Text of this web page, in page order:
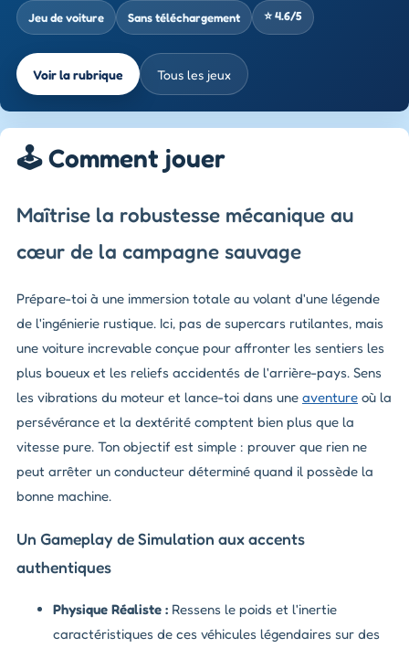
Jeu de voiture Sans téléchargement ⭐ 4.6/5
Voir la rubrique Tous les jeux
🕹️ Comment jouer
Maîtrise la robustesse mécanique au
cœur de la campagne sauvage
Prépare-toi à une immersion totale au volant d'une légende
de l'ingénierie rustique. Ici, pas de supercars rutilantes, mais
une voiture increvable conçue pour affronter les sentiers les
plus boueux et les reliefs accidentés de l'arrière-pays. Sens
les vibrations du moteur et lance-toi dans une aventure où la
persévérance et la dextérité comptent bien plus que la
vitesse pure. Ton objectif est simple : prouver que rien ne
peut arrêter un conducteur déterminé quand il possède la
bonne machine.
Un Gameplay de Simulation aux accents
authentiques
Physique Réaliste : Ressens le poids et l'inertie
caractéristiques de ces véhicules légendaires sur des